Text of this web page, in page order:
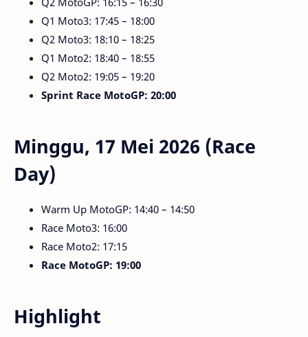
Q1 Moto3: 17:45 – 18:00
Q2 Moto3: 18:10 – 18:25
Q1 Moto2: 18:40 – 18:55
Q2 Moto2: 19:05 – 19:20
Sprint Race MotoGP: 20:00
Minggu, 17 Mei 2026 (Race
Day)
Warm Up MotoGP: 14:40 – 14:50
Race Moto3: 16:00
Race Moto2: 17:15
Race MotoGP: 19:00
Highlight